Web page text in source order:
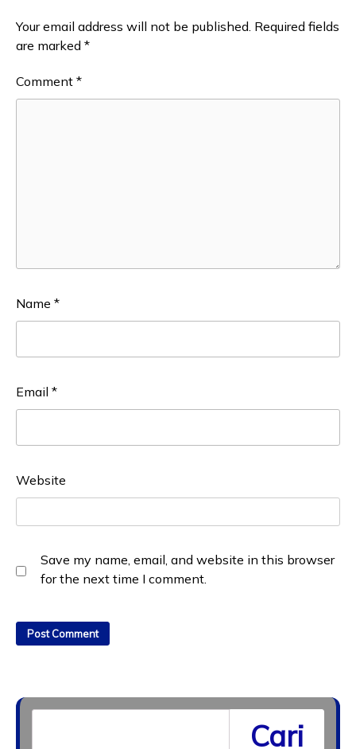
Your email address will not be published. Required fields
are marked *
Comment *
Name *
Email *
Website
Save my name, email, and website in this browser
for the next time I comment.
Cari